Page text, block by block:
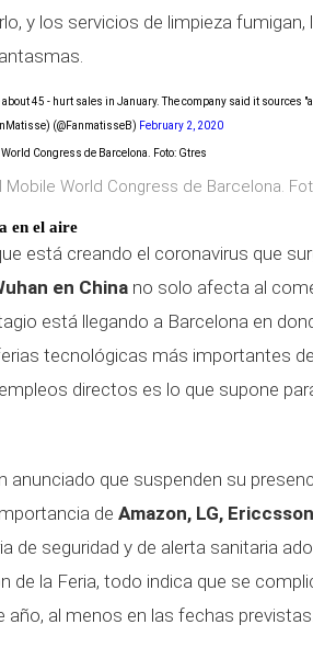
y los servicios de limpieza fumigan,
45 - hurt sales in January. The company said it sources
(@FanmatisseB) February 2, 2020
Mobile World Congress de Barcelona.
en el aire
está creando el coronavirus que
en China no solo afecta al
está llegando a Barcelona en
tecnológicas más importantes
directos es lo que supone
anunciado que suspenden su
de Amazon, LG,
de seguridad y de alerta sanitaria
de la Feria, todo indica que se
año, al menos en las fechas